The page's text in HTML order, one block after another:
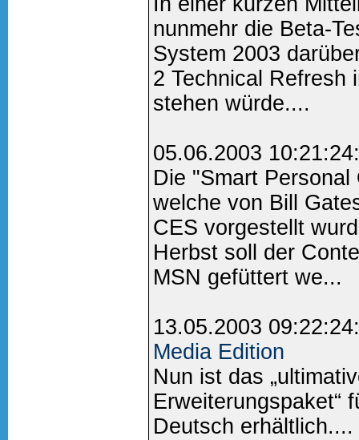
nunmehr die Beta-
System 2003
2 Technical Refresh
stehen würde....
05.06.2003
Die "Smart Personal
welche von Bill
CES vorgestellt
Herbst soll der
MSN gefüttert we...
13.05.2003
Media Edition
Nun ist das
Erweiterungspaket“
Deutsch erhältlich....